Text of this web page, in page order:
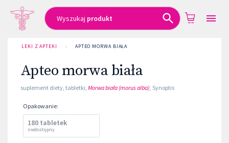
Wyszukaj produkt
LEKI Z APTEKI › APTEO MORWA BIAŁA
Apteo morwa biała
suplement diety, tabletki, Morwa biała (morus alba), Synoptis
Opakowanie:
180 tabletek
niedostępny